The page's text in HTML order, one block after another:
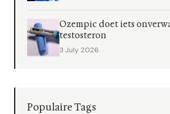
Ozempic doet iets
testosteron
3 July 2026
Populaire Tags